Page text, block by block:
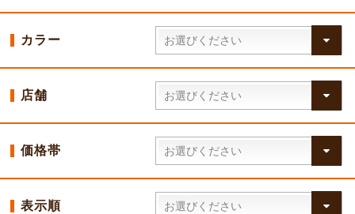
カラー
店舗
価格帯
表示順